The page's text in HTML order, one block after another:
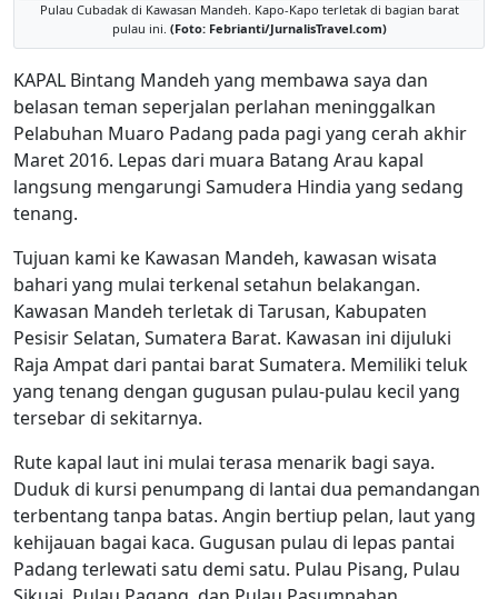
Pulau Cubadak di Kawasan Mandeh. Kapo-Kapo terletak di bagian barat
pulau ini. (Foto: Febrianti/JurnalisTravel.com)
KAPAL Bintang Mandeh yang membawa saya dan
belasan teman seperjalan perlahan meninggalkan
Pelabuhan Muaro Padang pada pagi yang cerah akhir
Maret 2016. Lepas dari muara Batang Arau kapal
langsung mengarungi Samudera Hindia yang sedang
tenang.
Tujuan kami ke Kawasan Mandeh, kawasan wisata
bahari yang mulai terkenal setahun belakangan.
Kawasan Mandeh terletak di Tarusan, Kabupaten
Pesisir Selatan, Sumatera Barat. Kawasan ini dijuluki
Raja Ampat dari pantai barat Sumatera. Memiliki teluk
yang tenang dengan gugusan pulau-pulau kecil yang
tersebar di sekitarnya.
Rute kapal laut ini mulai terasa menarik bagi saya.
Duduk di kursi penumpang di lantai dua pemandangan
terbentang tanpa batas. Angin bertiup pelan, laut yang
kehijauan bagai kaca. Gugusan pulau di lepas pantai
Padang terlewati satu demi satu. Pulau Pisang, Pulau